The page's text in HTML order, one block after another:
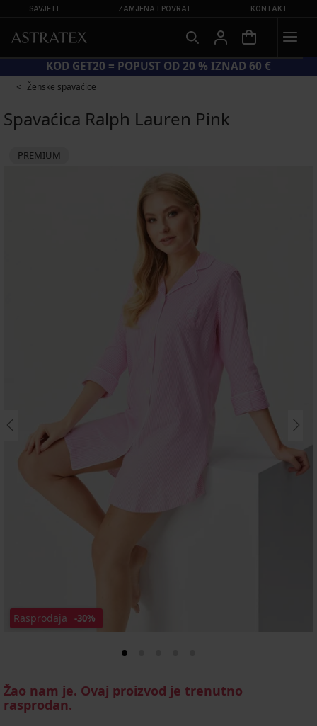
SAVJETI ZAMJENA I POVRAT KONTAKT
KOD GET20 = POPUST
DO –70 %
Ženske spavaćice
Spavaćica Ralph Lauren Pink
PREMIUM
Rasprodaja -30%
Žao nam je. Ovaj proizvod je trenutno
rasprodan.